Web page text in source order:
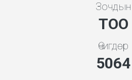
Зочдын
ТОО
Өчигдөр
5453